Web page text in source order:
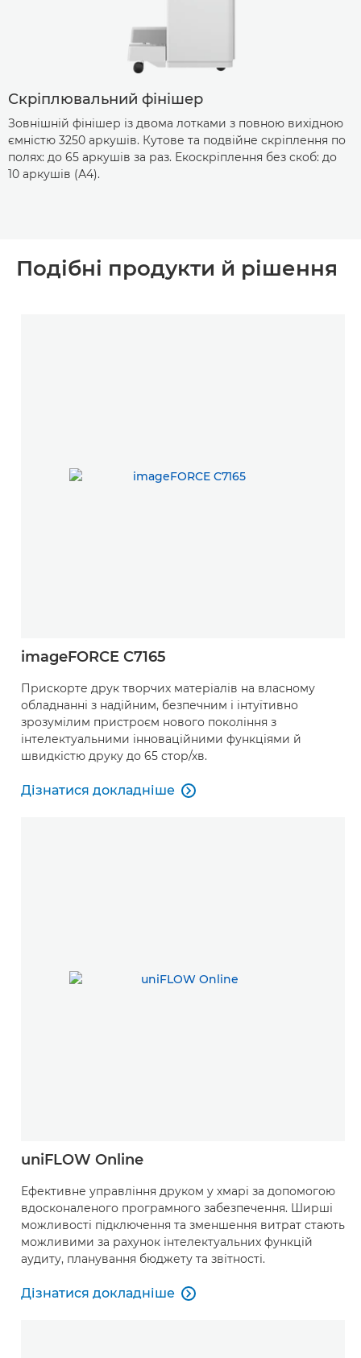
Скріплювальний фінішер
Зовнішній фінішер із двома лотками з повною вихідною
ємністю 3250 аркушів. Кутове та подвійне скріплення по
полях: до 65 аркушів за раз. Екоскріплення без скоб: до
10 аркушів (А4).
Подібні продукти й рішення
imageFORCE C7165
Прискорте друк творчих матеріалів на власному
обладнанні з надійним, безпечним і інтуїтивно
зрозумілим пристроєм нового покоління з
інтелектуальними інноваційними функціями й
швидкістю друку до 65 стор/хв.
Дізнатися докладніше
Дізнатися докладніше

uniFLOW Online
Ефективне управління друком у хмарі за допомогою
вдосконаленого програмного забезпечення. Ширші
можливості підключення та зменшення витрат стають
можливими за рахунок інтелектуальних функцій
аудиту, планування бюджету та звітності.
Дізнатися докладніше
Дізнатися докладніше
